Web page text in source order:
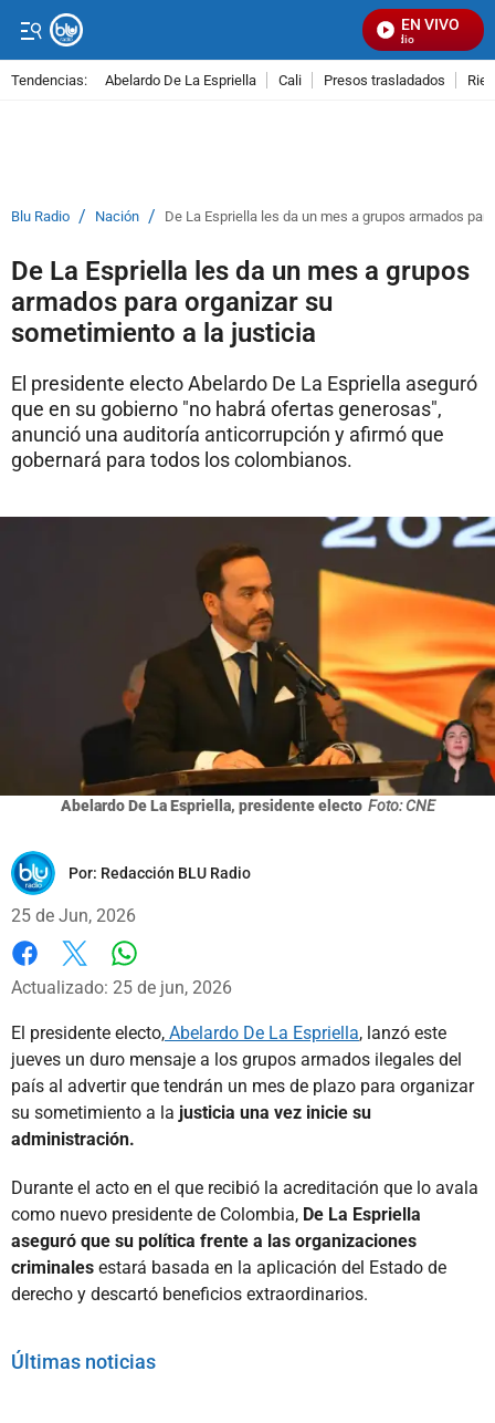
EN VIVO
Señal Visual Radio
Tendencias: Abelardo De La Espriella Cali Presos trasladados
Blu Radio / Nación / De La Espriella les da un mes a grupos armados
De La Espriella les da un mes a grupos
armados para organizar su
sometimiento a la justicia
El presidente electo Abelardo De La Espriella aseguró
que en su gobierno "no habrá ofertas generosas",
anunció una auditoría anticorrupción y afirmó que
gobernará para todos los colombianos.
Abelardo De La Espriella, presidente electo Foto: CNE
Por: Redacción BLU Radio
25 de Jun, 2026
Facebook
X
Actualizado: 25 de jun, 2026
El presidente electo, Abelardo De La Espriella, lanzó este
jueves un duro mensaje a los grupos armados ilegales del
país al advertir que tendrán un mes de plazo para organizar
su sometimiento a la justicia una vez inicie su
administración.
Durante el acto en el que recibió la acreditación que lo avala
como nuevo presidente de Colombia, De La Espriella
aseguró que su política frente a las organizaciones
criminales estará basada en la aplicación del Estado de
derecho y descartó beneficios extraordinarios.
Últimas noticias